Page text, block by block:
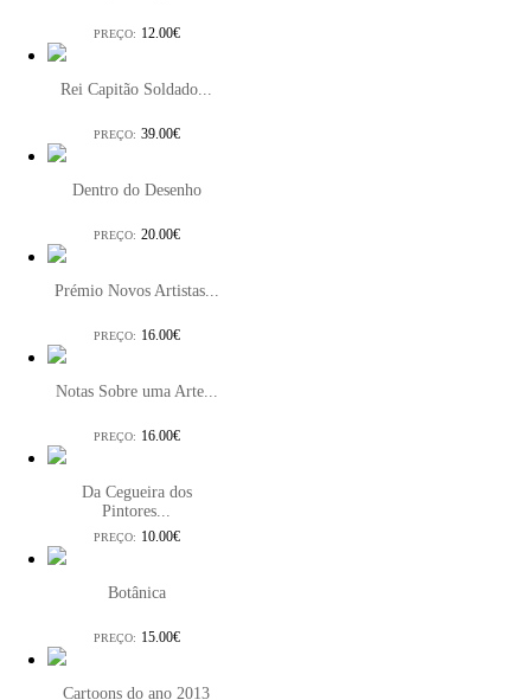
PREÇO: 12.00€
Rei Capitão Soldado...
PREÇO: 39.00€
Dentro do Desenho
PREÇO: 20.00€
Prémio Novos Artistas...
PREÇO: 16.00€
Notas Sobre uma Arte...
PREÇO: 16.00€
Da Cegueira dos
Pintores...
PREÇO: 10.00€
Botânica
PREÇO: 15.00€
Cartoons do ano 2013